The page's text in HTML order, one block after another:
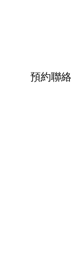
預約聯絡